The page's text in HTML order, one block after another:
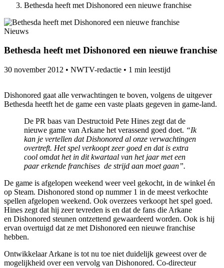
Bethesda heeft met Dishonored een nieuwe franchise
Nieuws
Bethesda heeft met Dishonored een nieuwe franchise
30 november 2012 • NWTV-redactie • 1 min leestijd
Dishonored gaat alle verwachtingen te boven, volgens de uitgever
Bethesda heetft het de game een vaste plaats gegeven in game-land.
De PR baas van Destructoid Pete Hines zegt dat de
nieuwe game van Arkane het verassend goed doet. “Ik
kan je vertellen dat Dishonored al onze verwachtingen
overtreft. Het spel verkoopt zeer goed en dat is extra
cool omdat het in dit kwartaal van het jaar met een
paar erkende franchises de strijd aan moet gaan”.
De game is afgelopen weekend weer veel gekocht, in de winkel én
op Steam. Dishonored stond op nummer 1 in de meest verkochte
spellen afgelopen weekend. Ook overzees verkoopt het spel goed.
Hines zegt dat hij zeer tevreden is en dat de fans die Arkane
en Dishonored steunen ontzettend gewaardeerd worden. Ook is hij
ervan overtuigd dat ze met Dishonored een nieuwe franchise
hebben.
Ontwikkelaar Arkane is tot nu toe niet duidelijk geweest over de
mogelijkheid over een vervolg van Dishonored. Co-directeur